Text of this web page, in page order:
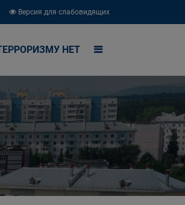
Версия для слабовидящих
НЕТ